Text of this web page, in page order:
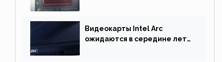
Видеокарты Intel Arc
ожидаются в середине лета.